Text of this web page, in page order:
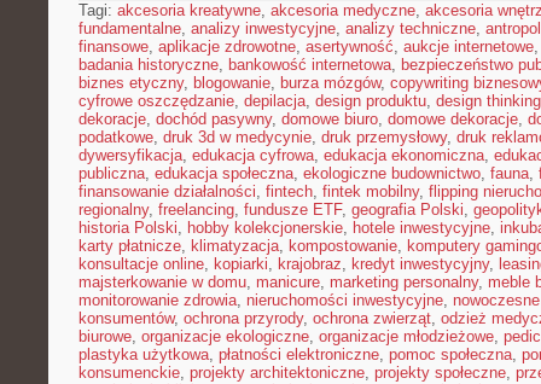
Tagi: akcesoria kreatywne, akcesoria medyczne, akcesoria
fundamentalne, analizy inwestycyjne, analizy techniczne,
finansowe, aplikacje zdrowotne, asertywność, aukcje internetowe
badania historyczne, bankowość internetowa, bezpieczeństwo
biznes etyczny, blogowanie, burza mózgów, copywriting
cyfrowe oszczędzanie, depilacja, design produktu, design thinking
dekoracje, dochód pasywny, domowe biuro, domowe dekoracje,
podatkowe, druk 3d w medycynie, druk przemysłowy, druk
dywersyfikacja, edukacja cyfrowa, edukacja ekonomiczna,
publiczna, edukacja społeczna, ekologiczne budownictwo, fauna,
finansowanie działalności, fintech, fintek mobilny, flipping
regionalny, freelancing, fundusze ETF, geografia Polski,
historia Polski, hobby kolekcjonerskie, hotele inwestycyjne,
karty płatnicze, klimatyzacja, kompostowanie, komputery
konsultacje online, kopiarki, krajobraz, kredyt inwestycyjny,
majsterkowanie w domu, manicure, marketing personalny, meble
monitorowanie zdrowia, nieruchomości inwestycyjne,
konsumentów, ochrona przyrody, ochrona zwierząt, odzież
biurowe, organizacje ekologiczne, organizacje młodzieżowe,
plastyka użytkowa, płatności elektroniczne, pomoc społeczna,
konsumenckie, projekty architektoniczne, projekty społeczne,